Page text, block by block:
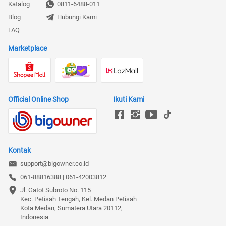
Katalog
Blog
FAQ
0811-6488-011
Hubungi Kami
Marketplace
Official Online Shop Ikuti Kami
Kontak
support@bigowner.co.id
061-88816388 | 061-42003812
Jl. Gatot Subroto No. 115
Kec. Petisah Tengah, Kel. Medan Petisah
Kota Medan, Sumatera Utara 20112,
Indonesia